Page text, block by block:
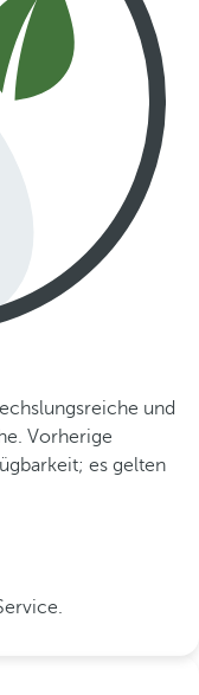
und
Vorherige
es gelten